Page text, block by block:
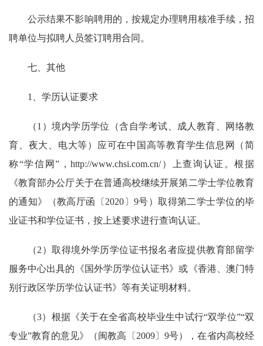
公示结果不影响聘用的，按规定办理聘用核准手续，招
聘单位与拟聘人员签订聘用合同。
七、其他
1、学历认证要求
（1）境内学历学位（含自学考试、成人教育、网络教
育、夜大、电大等）应可在中国高等教育学生信息网（简
称“学信网”，http://www.chsi.com.cn/）上查询认证。根据
《教育部办公厅关于在普通高校继续开展第二学士学位教育
的通知》（教高厅函〔2020〕9号）取得第二学士学位的毕
业证书和学位证书，按上述要求进行查询认证。
（2）取得境外学历学位证书报名者应提供教育部留学
服务中心出具的《国外学历学位认证书》或《香港、澳门特
别行政区学历学位认证书》等有关证明材料。
（3）根据《关于在全省高校毕业生中试行“双学位”“双
专业”教育的意见》（闽教高〔2009〕9号），在省内高校经